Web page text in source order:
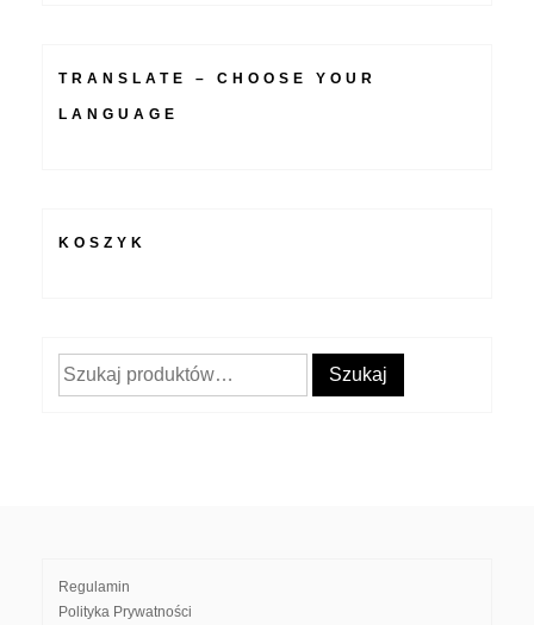
TRANSLATE – CHOOSE YOUR
LANGUAGE
KOSZYK
Szukaj: Szukaj
Regulamin
Polityka Prywatności